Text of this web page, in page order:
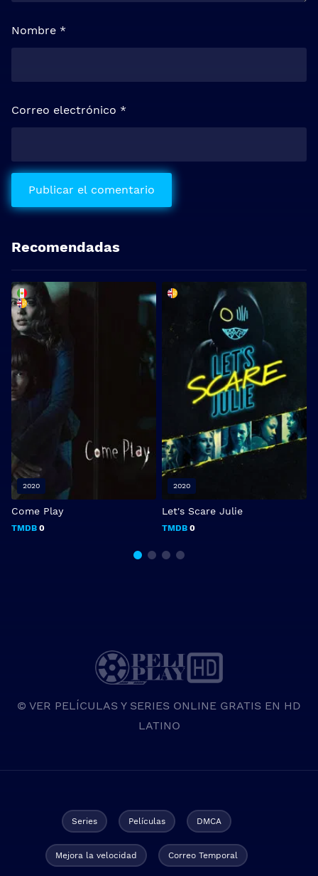
Nombre *
Correo electrónico *
Recomendadas
Come Play
TMDB 0
2020
Let's Scare Julie
TMDB 0
2020
© VER PELÍCULAS Y SERIES ONLINE GRATIS EN HD
LATINO
Series Películas DMCA
Mejora la velocidad Correo Temporal